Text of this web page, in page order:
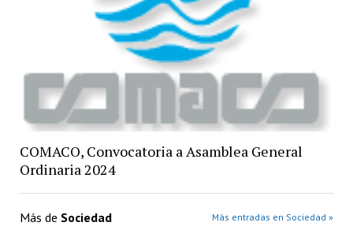
COMACO, Convocatoria a Asamblea General
Ordinaria 2024
Más de Sociedad Más entradas en Sociedad »